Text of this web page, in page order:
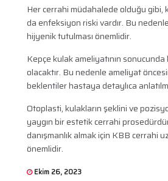
Her cerrahi müdahalede olduğu gibi,
da enfeksiyon riski vardır. Bu
hijyenik tutulması önemlidir.
Kepçe kulak ameliyatının sonucunda
olacaktır. Bu nedenle ameliyat
beklentiler hastaya detaylıca
Otoplasti, kulakların şeklini ve
yaygın bir estetik cerrahi
danışmanlık almak için KBB cerrahi
önemlidir.
Ekim 26, 2023